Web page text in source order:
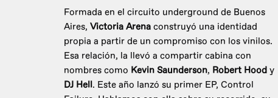
Formada en el circuito underground de Buenos
Aires, Victoria Arena construyó una identidad
propia a partir de un compromiso con los vinilos.
Esa relación, la llevó a compartir cabina con
nombres como Kevin Saunderson, Robert Hood y
DJ Hell. Este año lanzó su primer EP, Control